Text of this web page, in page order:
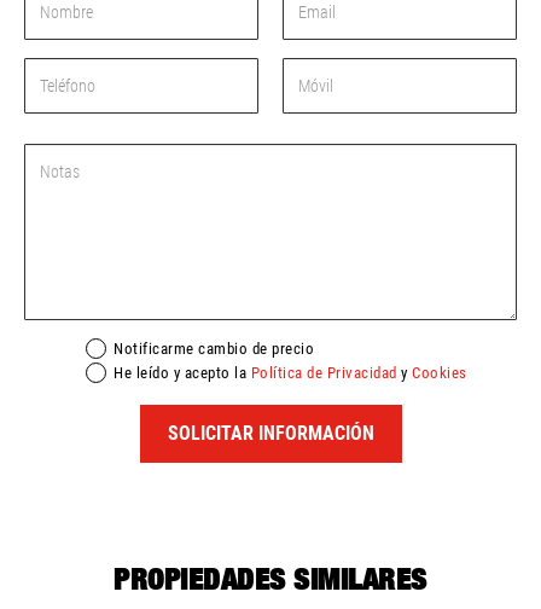
Notificarme cambio de precio
He leído y acepto la Política de Privacidad y Cookies
SOLICITAR INFORMACIÓN
PROPIEDADES SIMILARES